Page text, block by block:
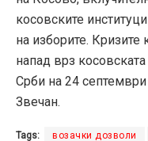
косовските
на изборите.
напад врз
Срби на 24
Звечан.
Tags: возачки дозволи